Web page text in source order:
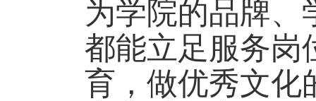
为学院的品牌、
都能立足服务岗
育，做优秀文化